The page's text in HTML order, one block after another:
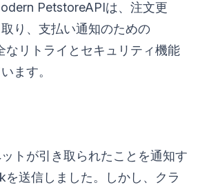
PetstoreAPIは、注文更
り、支払い通知のための
なリトライとセキュリティ機能
ます。
トが引き取られたことを通知す
を送信しました。しかし、クラ